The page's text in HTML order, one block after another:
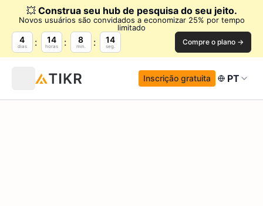
💥 Construa seu hub de pesquisa do seu jeito.
Novos usuários são convidados a economizar 25% por tempo
limitado
4
dias
14
horas
8
min.
13
seg. Compre o plano →
Inscrição gratuita PT